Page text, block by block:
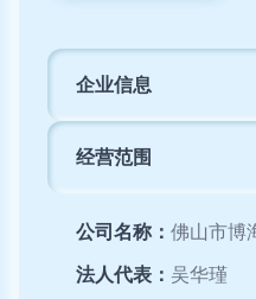
企业信息
经营范围
公司名称： 佛山市博
法人代表： 吴华瑾